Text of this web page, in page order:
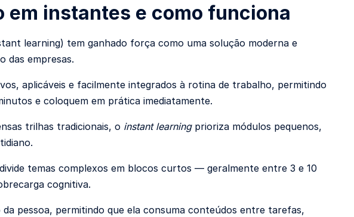
em instantes e como funciona
learning) tem ganhado força como uma solução moderna e
das empresas.
aplicáveis e facilmente integrados à rotina de trabalho, permitindo
e coloquem em prática imediatamente.
trilhas tradicionais, o instant learning prioriza módulos pequenos,
temas complexos em blocos curtos — geralmente entre 3 e 10
cognitiva.
pessoa, permitindo que ela consuma conteúdos entre tarefas,